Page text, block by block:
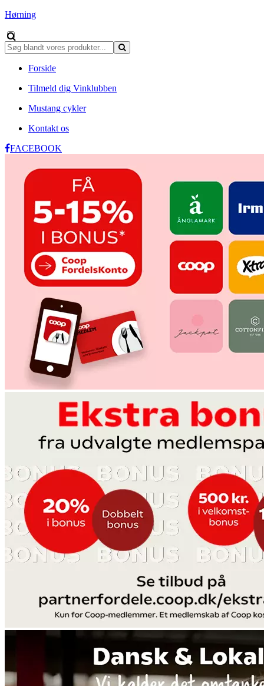
Hørning
Forside
Tilmeld dig Vinklubben
Mustang cykler
Kontakt os
FACEBOOK